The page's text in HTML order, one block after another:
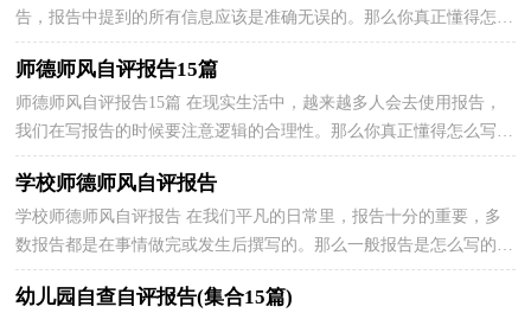
告，报告中提到的所有信息应该是准确无误的。那么你真正懂得怎么
写好报告吗？下面是小编帮大家整理的平安校园自评报...
师德师风自评报告15篇
师德师风自评报告15篇 在现实生活中，越来越多人会去使用报告，
我们在写报告的时候要注意逻辑的合理性。那么你真正懂得怎么写好
报告吗？下面是小编精心整理的师德师风自评报告，希...
学校师德师风自评报告
学校师德师风自评报告 在我们平凡的日常里，报告十分的重要，多
数报告都是在事情做完或发生后撰写的。那么一般报告是怎么写的
呢？下面是小编精心整理的学校师德师风自评报告，欢迎...
幼儿园自查自评报告(集合15篇)